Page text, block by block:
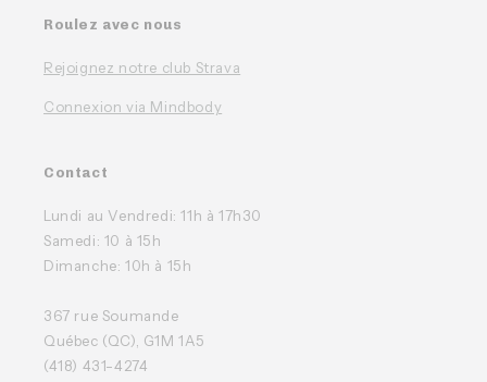
Roulez avec nous
Rejoignez notre club Strava
Connexion via Mindbody
Contact
Lundi au Vendredi: 11h à 17h30
Samedi: 10 à 15h
Dimanche: 10h à 15h
367 rue Soumande
Québec (QC), G1M 1A5
(418) 431-4274